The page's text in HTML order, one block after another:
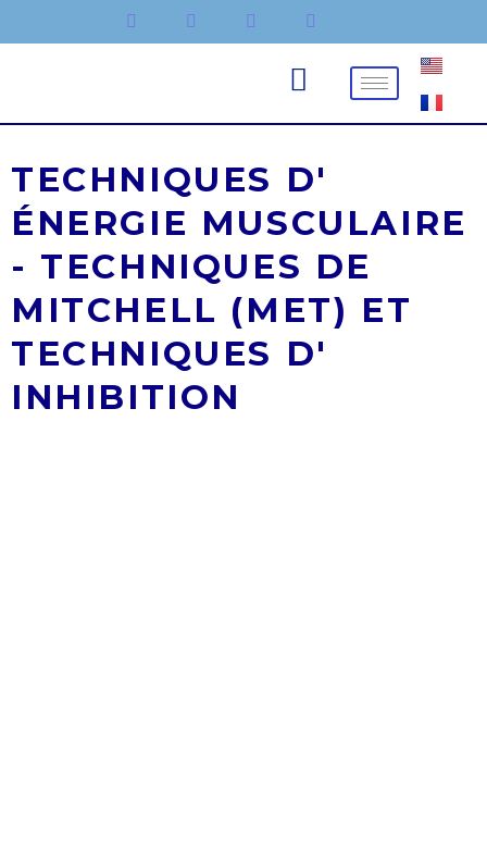
au
TECHNIQUES D'
ÉNERGIE MUSCULAIRE
- TECHNIQUES DE
MITCHELL (MET) ET
TECHNIQUES D'
INHIBITION